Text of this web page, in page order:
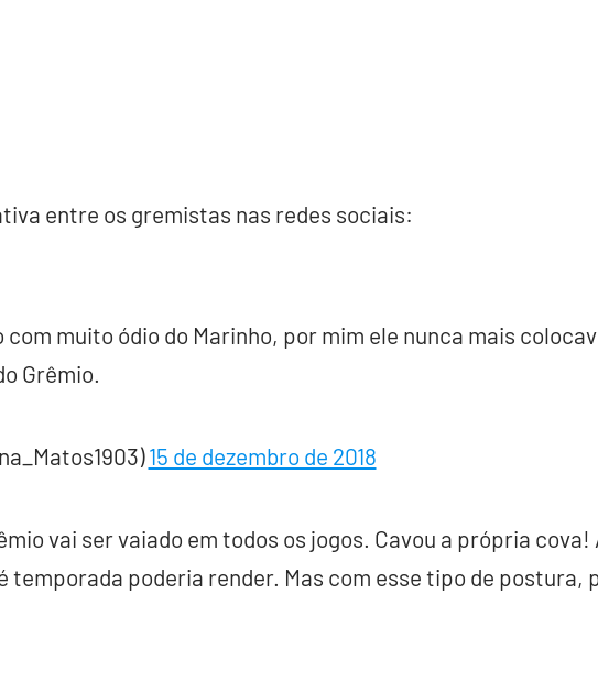
entre os gremistas nas redes sociais:
com muito ódio do Marinho, por mim ele nunca mais
Grêmio.
15 de dezembro de 2018
vai ser vaiado em todos os jogos. Cavou a própria cova!
temporada poderia render. Mas com esse tipo de postura,